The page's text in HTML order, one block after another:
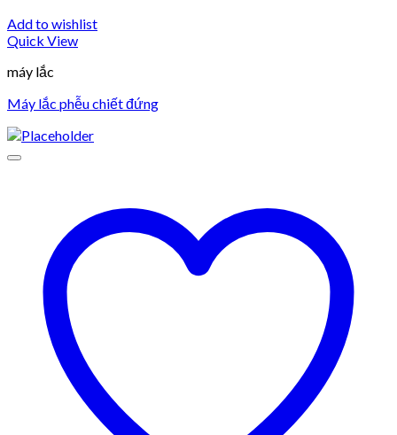
Add to wishlist
Quick View
máy lắc
Máy lắc phễu chiết đứng